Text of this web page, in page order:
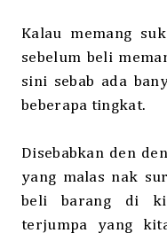
Kalau memang
sebelum beli
sini sebab ada
beberapa tingkat.
Disebabkan den
yang malas nak
beli barang di
terjumpa yang